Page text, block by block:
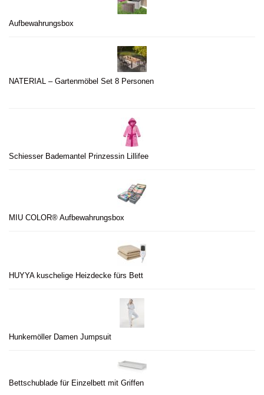
Aufbewahrungsbox
NATERIAL – Gartenmöbel Set 8 Personen
Schiesser Bademantel Prinzessin Lillifee
MIU COLOR® Aufbewahrungsbox
HUYYA kuschelige Heizdecke fürs Bett
Hunkemöller Damen Jumpsuit
Bettschublade für Einzelbett mit Griffen